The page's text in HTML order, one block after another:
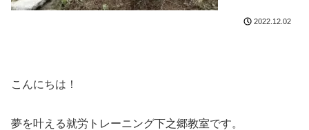
2022.12.02
こんにちは！
夢を叶える就労トレーニング下之郷教室です。